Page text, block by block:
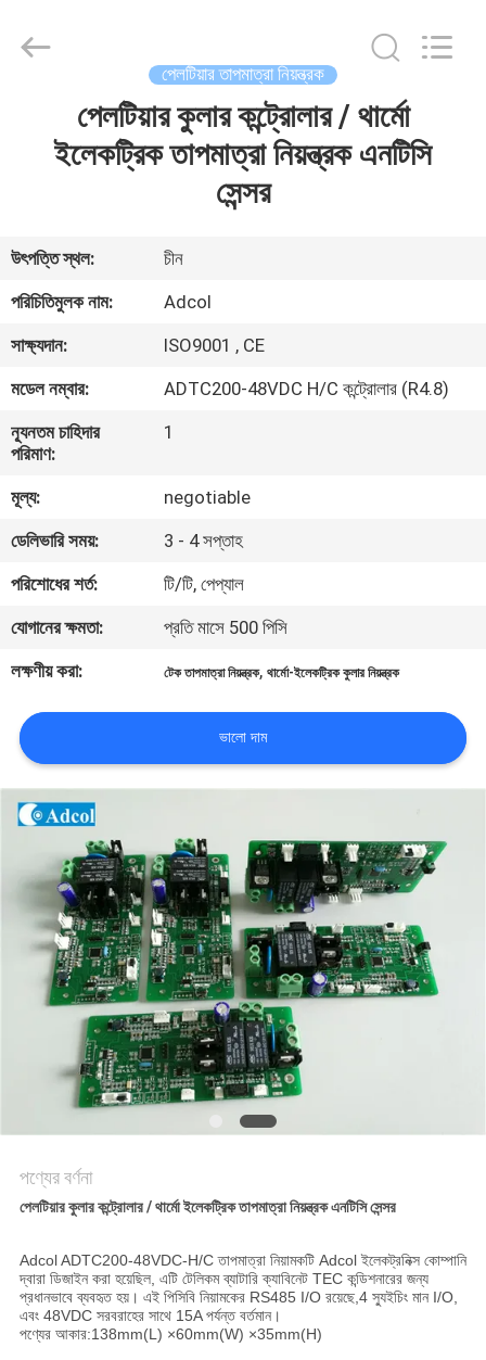
ভিডিও
সম্পর্কে
কারখানা
মান
নিয়ন্ত্রণ
যোগাযোগ
করুন
খবর
মামলা
সাইট
ম্যাপ
PRIVACY
POLICY
পেলটিয়ার তাপমাত্রা নিয়ন্ত্রক
পেলটিয়ার কুলার কন্ট্রোলার / থার্মো
ইলেকট্রিক তাপমাত্রা নিয়ন্ত্রক এনটিসি
সেন্সর
উৎপত্তি স্থল:
চীন
পরিচিতিমুলক নাম:
Adcol
সাক্ষ্যদান:
ISO9001 , CE
মডেল নম্বার:
ADTC200-48VDC H/C কন্ট্রোলার (R4.8)
ন্যূনতম চাহিদার
পরিমাণ:
1
মূল্য:
negotiable
ডেলিভারি সময়:
3 - 4 সপ্তাহ
পরিশোধের শর্ত:
টি/টি, পেপ্যাল
যোগানের ক্ষমতা:
প্রতি মাসে 500 পিসি
লক্ষণীয় করা:
টেক তাপমাত্রা নিয়ন্ত্রক,থার্মো-ইলেকট্রিক কুলার নিয়ন্ত্রক
ভালো দাম
পণ্যের বর্ণনা
পেলটিয়ার কুলার কন্ট্রোলার / থার্মো ইলেকট্রিক তাপমাত্রা নিয়ন্ত্রক এনটিসি সেন্সর
Adcol ADTC200-48VDC-H/C তাপমাত্রা নিয়ামকটি Adcol ইলেকট্রনিক্স কোম্পানি
দ্বারা ডিজাইন করা হয়েছিল, এটি টেলিকম ব্যাটারি ক্যাবিনেট TEC কন্ডিশনারের জন্য
প্রধানভাবে ব্যবহৃত হয়। এই পিসিবি নিয়ামকের RS485 I/O রয়েছে,4 স্যুইচিং মান I/O,
এবং 48VDC সরবরাহের সাথে 15A পর্যন্ত বর্তমান।
পণ্যের আকার:138mm(L) ×60mm(W) ×35mm(H)